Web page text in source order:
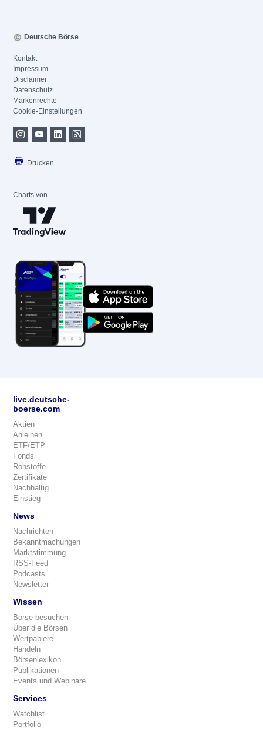
Deutsche Börse
Kontakt
Impressum
Disclaimer
Datenschutz
Markenrechte
Cookie-Einstellungen
Drucken
Charts von
live.deutsche-
boerse.com
Aktien
Anleihen
ETF/ETP
Fonds
Rohstoffe
Zertifikate
Nachhaltig
Einstieg
News
Nachrichten
Bekanntmachungen
Marktstimmung
RSS-Feed
Podcasts
Newsletter
Wissen
Börse besuchen
Über die Börsen
Wertpapiere
Handeln
Börsenlexikon
Publikationen
Events und Webinare
Services
Watchlist
Portfolio